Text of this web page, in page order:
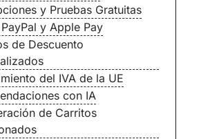
y Pruebas Gratuitas
y Apple Pay
de Descuento
del IVA de la UE
con IA
de Carritos